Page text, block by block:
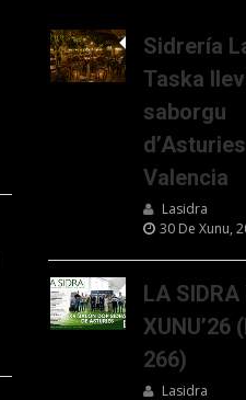
Sidrería
Taska
saborgu
Valencia
Lasidra
30 De Xunu,
LA SIDRA
XUNU’26
266)
Lasidra